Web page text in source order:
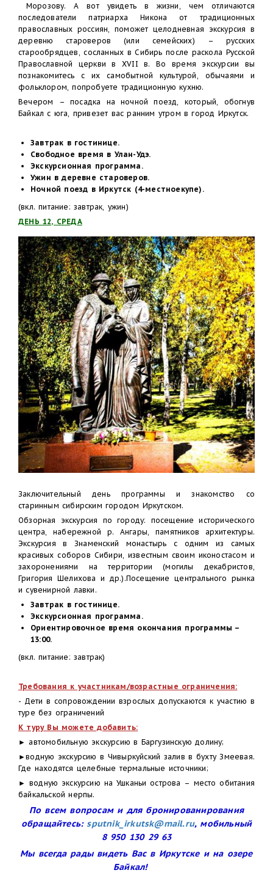
Морозову. А вот увидеть в жизни, чем отличаются
последователи патриарха Никона от традиционных
православных россиян, поможет целодневная экскурсия в
деревню староверов (или семейских) – русских
старообрядцев, сосланных в Сибирь после раскола Русской
Православной церкви в XVII в. Во время экскурсии вы
познакомитесь с их самобытной культурой, обычаями и
фольклором, попробуете традиционную кухню.
Вечером – посадка на ночной поезд, который, обогнув
Байкал с юга, привезет вас ранним утром в город Иркутск.
Завтрак в гостинице.
Свободное время в Улан-Удэ.
Экскурсионная программа.
Ужин в деревне староверов.
Ночной поезд в Иркутск (4-местноекупе).
(вкл. питание: завтрак, ужин)
ДЕНЬ 12, СРЕДА
Заключительный день программы и знакомство со
старинным сибирским городом Иркутском.
Обзорная экскурсия по городу: посещение исторического
центра, набережной р. Ангары, памятников архитектуры.
Экскурсия в Знаменский монастырь с одним из самых
красивых соборов Сибири, известным своим иконостасом и
захоронениями на территории (могилы декабристов,
Григория Шелихова и др.).Посещение центрального рынка
и сувенирной лавки.
Завтрак в гостинице.
Экскурсионная программа.
Ориентировочное время окончания программы –
13:00.
(вкл. питание: завтрак)
Требования к участникам/возрастные ограничения:
- Дети в сопровождении взрослых допускаются к участию в
туре без ограничений
К туру Вы можете добавить:
► автомобильную экскурсию в Баргузинскую долину;
►водную экскурсию в Чивыркуйский залив в бухту Змеевая.
Где находятся целебные термальные источники;
► водную экскурсию на Ушканьи острова – место обитания
байкальской нерпы.
По всем вопросам и для бронированирования
обращайтесь:sputnik_irkutsk@mail.ru, мобильный
8 950 130 29 63
Мы всегда рады видеть Вас в Иркутске и на озере
Байкал!